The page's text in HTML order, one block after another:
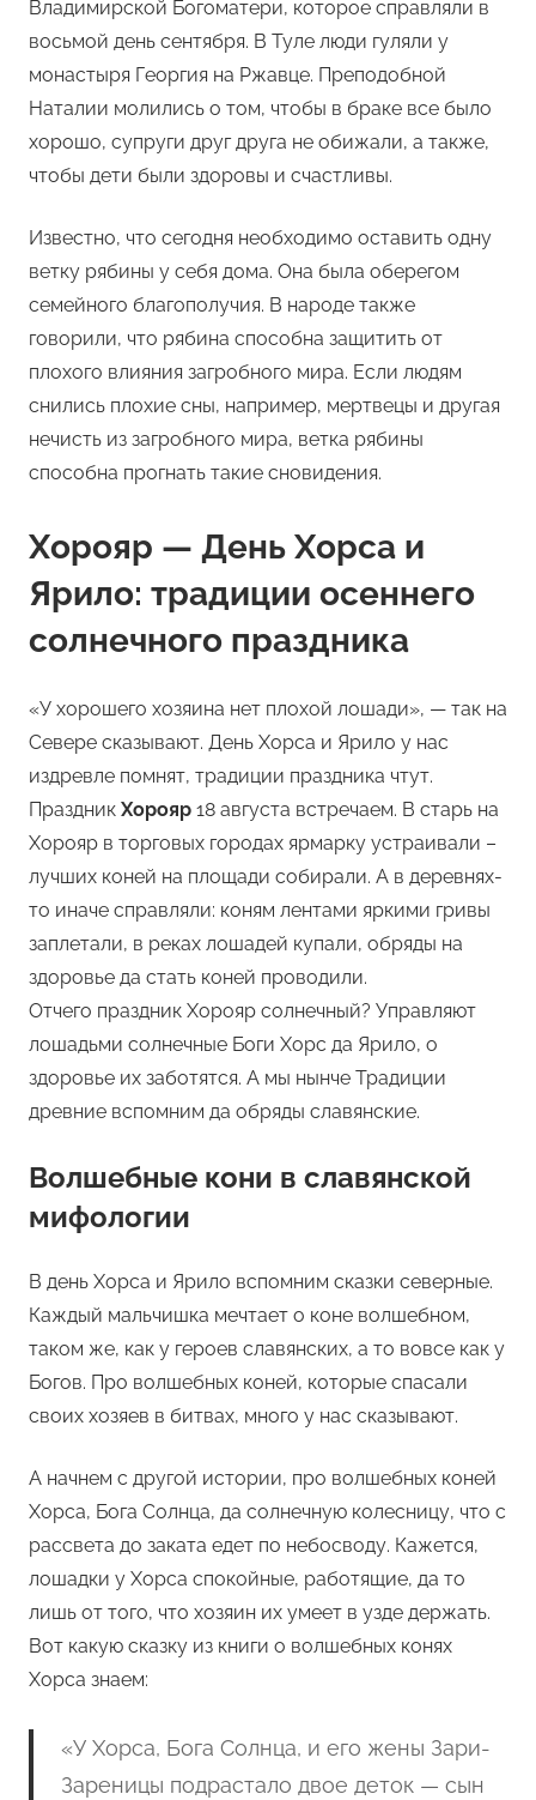
Владимирской Богоматери, которое справляли в
восьмой день сентября. В Туле люди гуляли у
монастыря Георгия на Ржавце. Преподобной
Наталии молились о том, чтобы в браке все было
хорошо, супруги друг друга не обижали, а также,
чтобы дети были здоровы и счастливы.
Известно, что сегодня необходимо оставить одну
ветку рябины у себя дома. Она была оберегом
семейного благополучия. В народе также
говорили, что рябина способна защитить от
плохого влияния загробного мира. Если людям
снились плохие сны, например, мертвецы и другая
нечисть из загробного мира, ветка рябины
способна прогнать такие сновидения.
Хорояр — День Хорса и
Ярило: традиции осеннего
солнечного праздника
«У хорошего хозяина нет плохой лошади», — так на
Севере сказывают. День Хорса и Ярило у нас
издревле помнят, традиции праздника чтут.
Праздник Хорояр 18 августа встречаем. В старь на
Хорояр в торговых городах ярмарку устраивали –
лучших коней на площади собирали. А в деревнях-
то иначе справляли: коням лентами яркими гривы
заплетали, в реках лошадей купали, обряды на
здоровье да стать коней проводили.
Отчего праздник Хорояр солнечный? Управляют
лошадьми солнечные Боги Хорс да Ярило, о
здоровье их заботятся. А мы нынче Традиции
древние вспомним да обряды славянские.
Волшебные кони в славянской
мифологии
В день Хорса и Ярило вспомним сказки северные.
Каждый мальчишка мечтает о коне волшебном,
таком же, как у героев славянских, а то вовсе как у
Богов. Про волшебных коней, которые спасали
своих хозяев в битвах, много у нас сказывают.
А начнем с другой истории, про волшебных коней
Хорса, Бога Солнца, да солнечную колесницу, что с
рассвета до заката едет по небосводу. Кажется,
лошадки у Хорса спокойные, работящие, да то
лишь от того, что хозяин их умеет в узде держать.
Вот какую сказку из книги о волшебных конях
Хорса знаем:
«У Хорса, Бога Солнца, и его жены Зари-
Зареницы подрастало двое деток — сын